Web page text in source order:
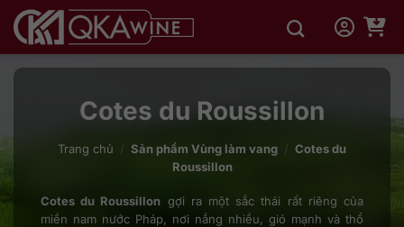
qua
dung
Cotes du Roussillon
Trang chủ / Sản phẩm Vùng làm vang / Cotes du
Roussillon
Cotes du Roussillon gợi ra một sắc thái rất riêng của
miền nam nước Pháp, nơi nắng nhiều, gió mạnh và thổ